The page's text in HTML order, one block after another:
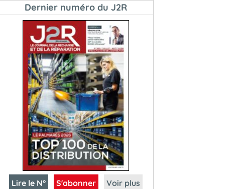
Dernier numéro du J2R
Lire le N° S'abonner Voir plus